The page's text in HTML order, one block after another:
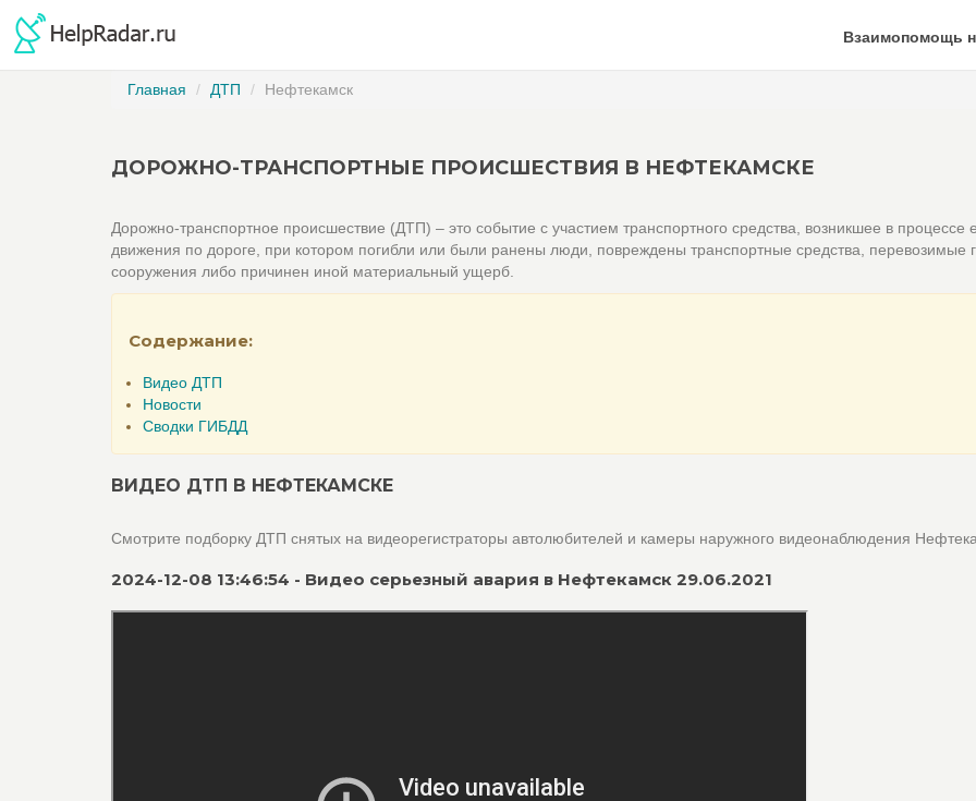
Взаимопомощь
Главная ДТП Нефтекамск
ДОРОЖНО-ТРАНСПОРТНЫЕ ПРОИСШЕСТВИЯ В НЕФТЕКАМСКЕ
Дорожно-транспортное происшествие (ДТП) – это событие с участием транспортного средства, возникшее в процессе
движения по дороге, при котором погибли или были ранены люди, повреждены транспортные средства, перевозимые
сооружения либо причинен иной материальный ущерб.
Содержание:
Видео ДТП
Новости
Сводки ГИБДД
ВИДЕО ДТП В НЕФТЕКАМСКЕ
Смотрите подборку ДТП снятых на видеорегистраторы автолюбителей и камеры наружного видеонаблюдения
2024-12-08 13:46:54 - Видео серьезный авария в Нефтекамск 29.06.2021